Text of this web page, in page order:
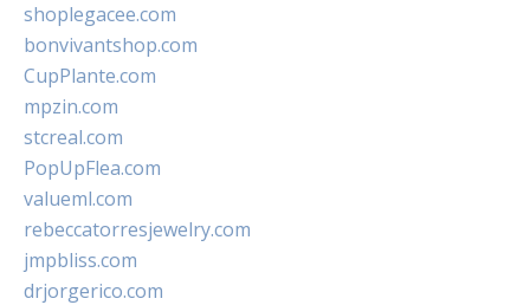
shoplegacee.com
bonvivantshop.com
CupPlante.com
mpzin.com
stcreal.com
PopUpFlea.com
valueml.com
rebeccatorresjewelry.com
jmpbliss.com
drjorgerico.com